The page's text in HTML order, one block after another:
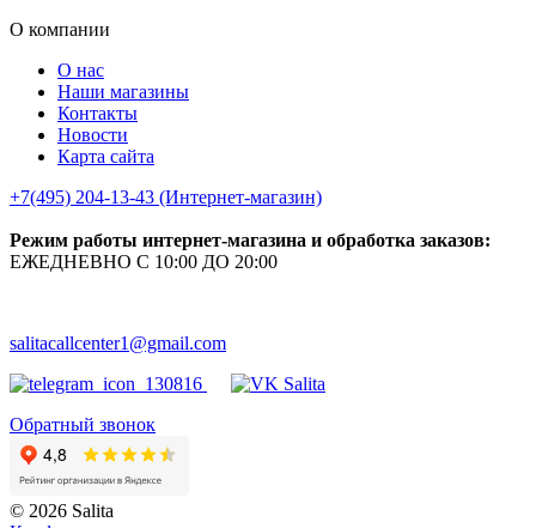
О компании
О нас
Наши магазины
Контакты
Новости
Карта сайта
+7(495) 204-13-43 (Интернет-магазин)
Режим работы интернет-магазина и обработка заказов:
ЕЖЕДНЕВНО С 10:00 ДО 20:00
salitacallcenter1@gmail.com
Обратный звонок
© 2026 Salita